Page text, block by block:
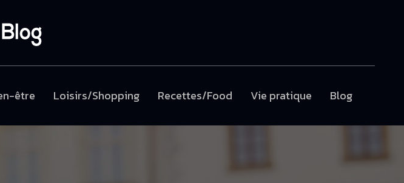
être Loisirs/Shopping Recettes/Food Vie pratique Blog